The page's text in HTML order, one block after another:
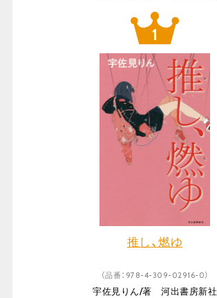
推し、燃ゆ
（品番：978-4-309-02916-0）
宇佐見りん/著 河出書房新社